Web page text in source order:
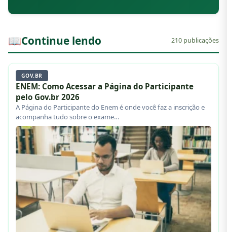
📖Continue lendo 210 publicações
GOV.BR
ENEM: Como Acessar a Página do Participante
pelo Gov.br 2026
A Página do Participante do Enem é onde você faz a inscrição e
acompanha tudo sobre o exame…